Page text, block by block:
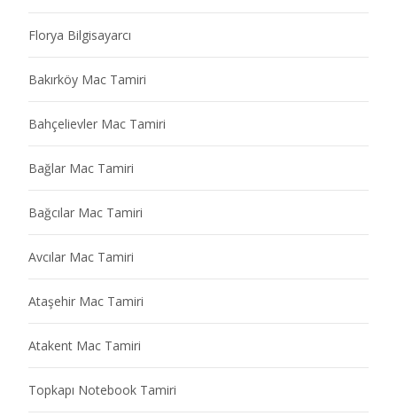
Florya Bilgisayarcı
Bakırköy Mac Tamiri
Bahçelievler Mac Tamiri
Bağlar Mac Tamiri
Bağcılar Mac Tamiri
Avcılar Mac Tamiri
Ataşehir Mac Tamiri
Atakent Mac Tamiri
Topkapı Notebook Tamiri